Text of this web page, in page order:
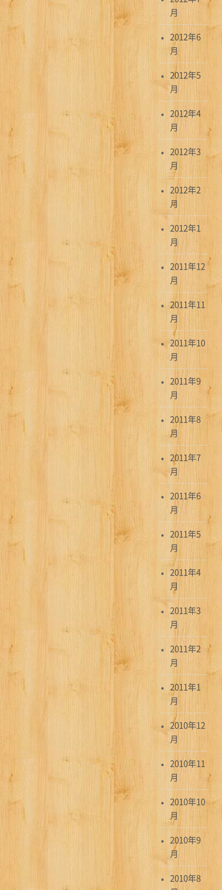
月
2012年6
月
2012年5
月
2012年4
月
2012年3
月
2012年2
月
2012年1
月
2011年12
月
2011年11
月
2011年10
月
2011年9
月
2011年8
月
2011年7
月
2011年6
月
2011年5
月
2011年4
月
2011年3
月
2011年2
月
2011年1
月
2010年12
月
2010年11
月
2010年10
月
2010年9
月
2010年8